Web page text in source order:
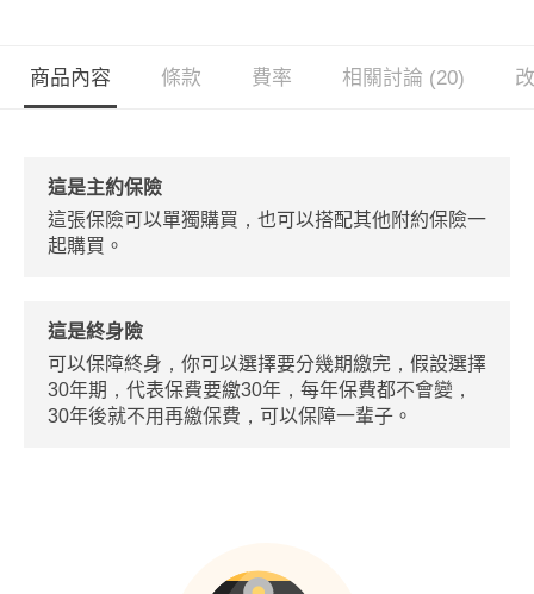
商品內容 條款 費率 相關討論 (20)
這是主約保險
這張保險可以單獨購買，也可以搭配其他附約保險一
起購買。
這是終身險
可以保障終身，你可以選擇要分幾期繳完，假設選擇
30年期，代表保費要繳30年，每年保費都不會變，
30年後就不用再繳保費，可以保障一輩子。